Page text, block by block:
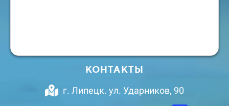
КОНТАКТЫ
г. Липецк. ул. Ударников, 90